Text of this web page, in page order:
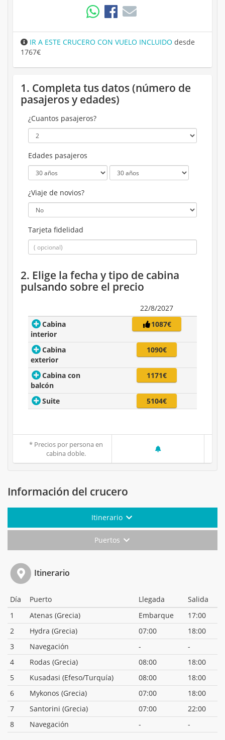
IR A ESTE CRUCERO CON VUELO INCLUIDO desde
1767€
1. Completa tus datos (número de
pasajeros y edades)
¿Cuantos pasajeros?
Edades pasajeros
¿Viaje de novios?
Tarjeta fidelidad
2. Elige la fecha y tipo de cabina
pulsando sobre el precio
22/8/2027
Cabina
interior
1087€
Cabina
exterior
1090€
Cabina con
balcón
1171€
Suite 5104€
* Precios por persona en
cabina doble.
Información del crucero
Itinerario
Puertos
Itinerario
Día Puerto Llegada
Salida
1
Atenas (Grecia) Embarque
17:00
2
Hydra (Grecia) 07:00
18:00
3
Navegación -
-
4
Rodas (Grecia) 08:00
18:00
5
Kusadasi (Efeso/Turquía) 08:00
18:00
6
Mykonos (Grecia) 07:00
18:00
7
Santorini (Grecia) 07:00
22:00
8
Navegación - -